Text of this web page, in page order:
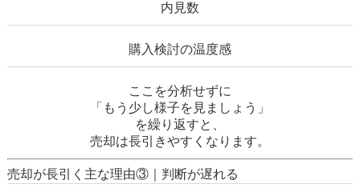
内見数
購入検討の温度感
ここを分析せずに
「もう少し様子を見ましょう」
を繰り返すと、
売却は長引きやすくなります。
売却が長引く主な理由③｜判断が遅れる